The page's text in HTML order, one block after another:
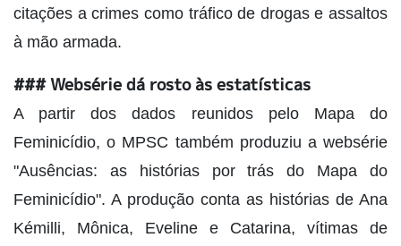
citações a crimes como tráfico de drogas e assaltos
à mão armada.
### Websérie dá rosto às estatísticas
A partir dos dados reunidos pelo Mapa do
Feminicídio, o MPSC também produziu a websérie
"Ausências: as histórias por trás do Mapa do
Feminicídio". A produção conta as histórias de Ana
Kémilli, Mônica, Eveline e Catarina, vítimas de